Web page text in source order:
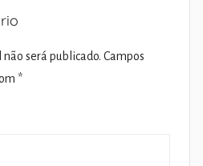
será publicado. Campos
*